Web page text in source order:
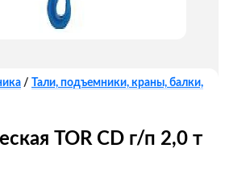
/
Тали, подъемники, краны, балки,
TOR CD г/п 2,0 т